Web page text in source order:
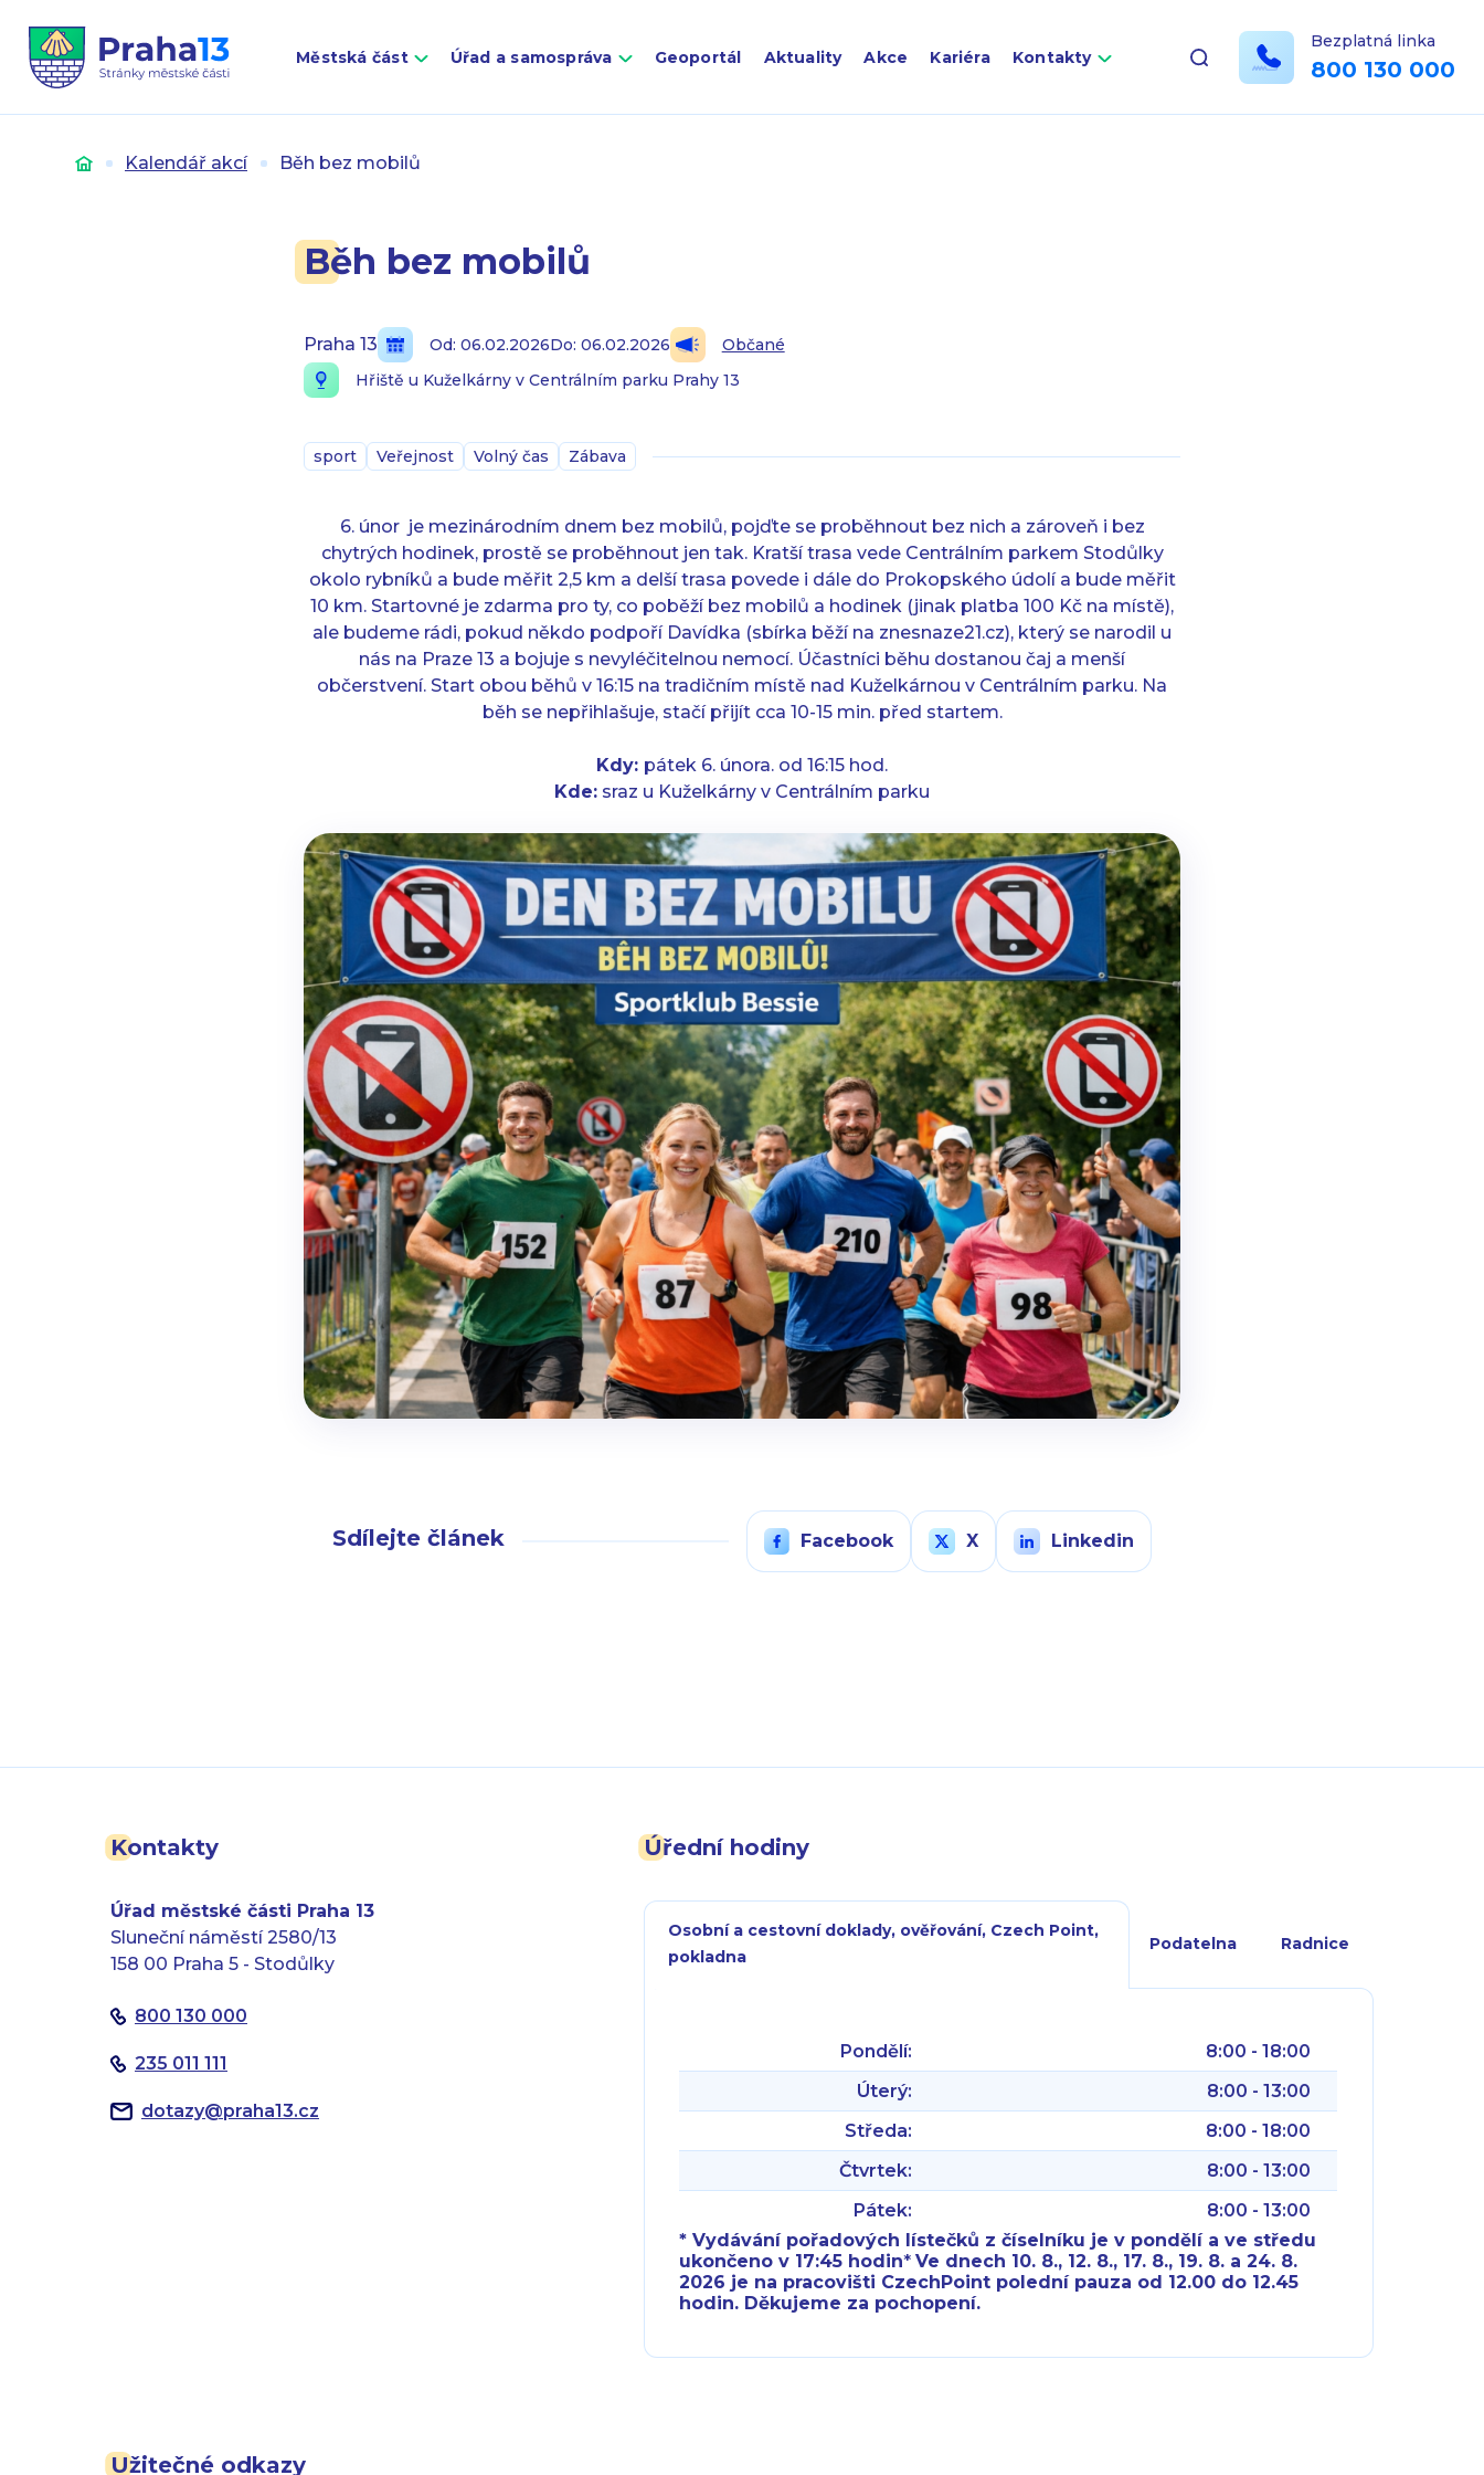
Městská část Úřad a samospráva Geoportál Aktuality Akce Kariéra Kontakty
Bezplatná linka
800 130 000
Úvod Kalendář akcí Běh bez mobilů
Běh bez mobilů
Praha 13 Od: 06.02.2026Do: 06.02.2026
Občané
Hřiště u Kuželkárny v Centrálním parku Prahy 13
sport Veřejnost Volný čas Zábava
6. únor je mezinárodním dnem bez mobilů, pojďte se proběhnout bez nich a zároveň i bez
chytrých hodinek, prostě se proběhnout jen tak. Kratší trasa vede Centrálním parkem Stodůlky
okolo rybníků a bude měřit 2,5 km a delší trasa povede i dále do Prokopského údolí a bude měřit
10 km. Startovné je zdarma pro ty, co poběží bez mobilů a hodinek (jinak platba 100 Kč na místě),
ale budeme rádi, pokud někdo podpoří Davídka (sbírka běží na znesnaze21.cz), který se narodil u
nás na Praze 13 a bojuje s nevyléčitelnou nemocí. Účastníci běhu dostanou čaj a menší
občerstvení. Start obou běhů v 16:15 na tradičním místě nad Kuželkárnou v Centrálním parku. Na
běh se nepřihlašuje, stačí přijít cca 10-15 min. před startem.
Kdy: pátek 6. února. od 16:15 hod.
Kde: sraz u Kuželkárny v Centrálním parku
Sdílejte článek Facebook X Linkedin
Kontakty
Úřad městské části Praha 13
Sluneční náměstí 2580/13
158 00 Praha 5 - Stodůlky
800 130 000
235 011 111
dotazy@praha13.cz
Užitečné odkazy
Úřední hodiny
Osobní a cestovní doklady, ověřování, Czech Point,
pokladna
Podatelna Radnice
Pondělí:
8:00 - 18:00
Úterý:
8:00 - 13:00
Středa:
8:00 - 18:00
Čtvrtek:
8:00 - 13:00
Pátek:
8:00 - 13:00
* Vydávání pořadových lístečků z číselníku je v pondělí a ve středu
ukončeno v 17:45 hodin*Ve dnech 10. 8., 12. 8., 17. 8., 19. 8. a 24. 8.
2026 je na pracovišti CzechPoint polední pauza od 12.00 do 12.45
hodin. Děkujeme za pochopení.